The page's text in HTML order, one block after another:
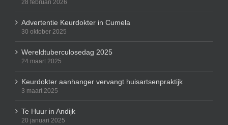
28 februari 2026
Advertentie Keurdokter in Cumela
30 oktober 2025
Wereldtuberculosedag 2025
24 maart 2025
Keurdokter aanhanger vervangt huisartsenpraktijk
3 maart 2025
Te Huur in Andijk
20 januari 2025